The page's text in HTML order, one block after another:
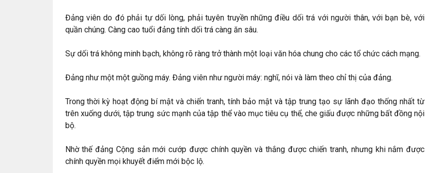
Đảng viên do đó phải tự dối lòng, phải tuyên truyền những điều dối trá với người thân, với bạn bè, với
quần chúng. Càng cao tuổi đảng tính dối trá càng ăn sâu.
Sự dối trá không minh bạch, không rõ ràng trở thành một loại văn hóa chung cho các tổ chức cách mạng.
Đảng như một một guồng máy. Đảng viên như người máy: nghĩ, nói và làm theo chỉ thị của đảng.
Trong thời kỳ hoạt động bí mật và chiến tranh, tính bảo mật và tập trung tạo sự lãnh đạo thống nhất từ
trên xuống dưới, tập trung sức mạnh của tập thể vào mục tiêu cụ thể, che giấu được những bất đồng nội
bộ.
Nhờ thế đảng Cộng sản mới cướp được chính quyền và thắng được chiến tranh, nhưng khi nắm được
chính quyền mọi khuyết điểm mới bộc lộ.